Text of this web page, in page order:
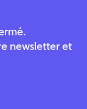
newsletter et